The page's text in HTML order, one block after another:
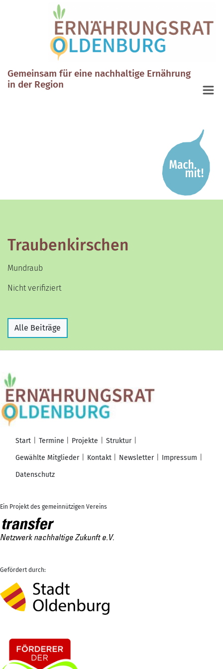
Gemeinsam für eine nachhaltige Ernährung
in der Region
Traubenkirschen
Mundraub
Nicht verifiziert
Alle Beiträge
Start Termine Projekte
Struktur
Gewählte Mitglieder
Kontakt Newsletter
Impressum
Datenschutz
Ein Projekt des gemeinnützigen Vereins
Gefördert durch: